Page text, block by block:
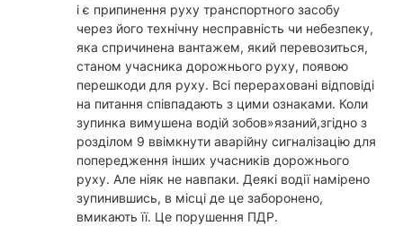
і є припинення руху транспортного засобу
через його технічну несправність чи небезпеку,
яка спричинена вантажем, який перевозиться,
станом учасника дорожнього руху, появою
перешкоди для руху. Всі перераховані відповіді
на питання співпадають з цими ознаками. Коли
зупинка вимушена водій зобов»язаний,згідно з
розділом 9 ввімкнути аварійну сигналізацію для
попередження інших учасників дорожнього
руху. Але ніяк не навпаки. Деякі водії намірено
зупинившись, в місці де це заборонено,
вмикають її. Це порушення ПДР.